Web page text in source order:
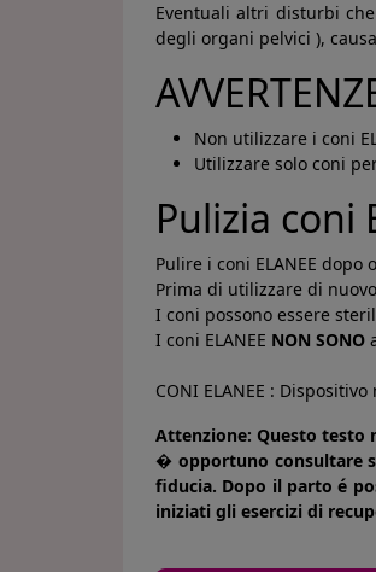
Eventuali altri disturbi
degli organi pelvici ),
Non utilizzare i coni
Utilizzare solo coni
Pulizia coni
Pulire i coni ELANEE
Prima di utilizzare di
I coni possono essere
I coni ELANEE NON SONO
CONI ELANEE :
Attenzione: Questo testo
� opportuno consultare
fiducia. Dopo il parto é
iniziati gli esercizi di